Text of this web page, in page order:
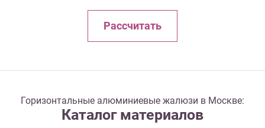
Рассчитать
Горизонтальные алюминиевые жалюзи в Москве:
Каталог материалов